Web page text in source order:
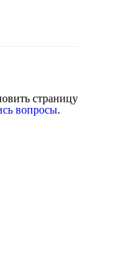
страницу
вопросы.